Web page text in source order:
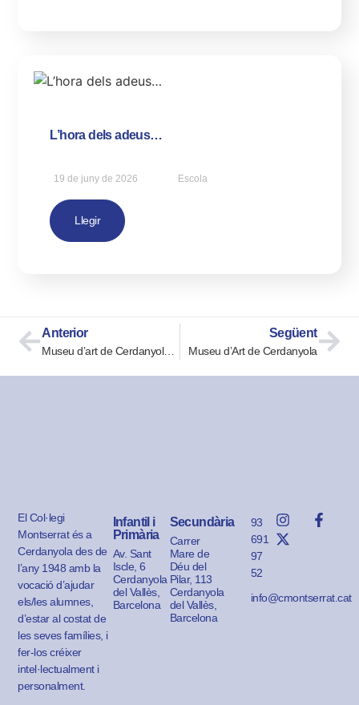
L’hora dels adeus…
19 de juny de 2026 Escola
Llegir
Anterior
Museu d’art de Cerdanyola- Can Domènech-2n- Cicle Inicial-
Següent
Museu d’Art de Cerdanyola
El Col·legi
Montserrat és a
Cerdanyola des de
l’any 1948 amb la
vocació d’ajudar
els/les alumnes,
d’estar al costat de
les seves famílies, i
fer-los créixer
intel·lectualment i
personalment.
Infantil i
Primària
Av. Sant
Iscle, 6
Cerdanyola
del Vallès,
Barcelona
Secundària
Carrer
Mare de
Déu del
Pilar, 113
Cerdanyola
del Vallès,
Barcelona
93
691
97
52
info@cmontserrat.cat